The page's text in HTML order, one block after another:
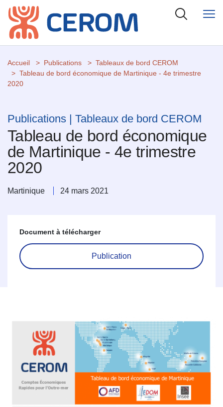
Accueil Publications
Tableaux de bord CEROM
Tableau de bord économique de Martinique - 4e trimestre
2020
Publications | Tableaux de bord CEROM
Tableau de bord économique
de Martinique - 4e trimestre
2020
Martinique 24 mars 2021
Document à télécharger
Publication